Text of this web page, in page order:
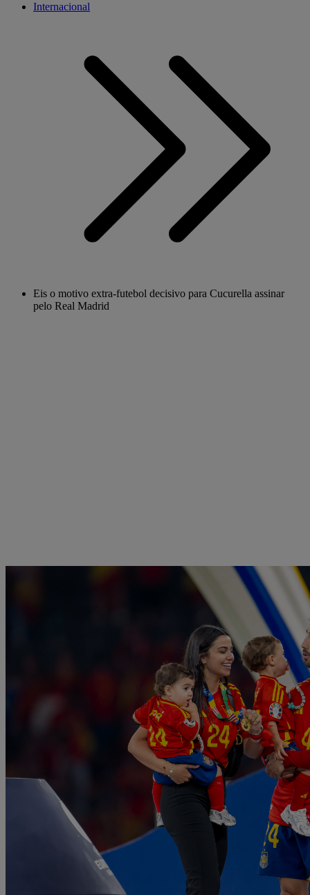
Internacional
Eis o motivo extra-futebol decisivo para Cucurella assinar
pelo Real Madrid